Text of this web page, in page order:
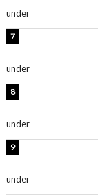
under
under
under
under